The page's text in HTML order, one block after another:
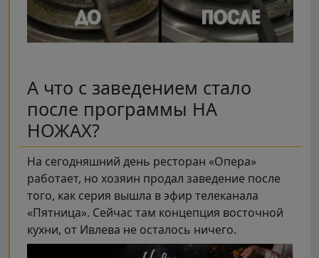
А что с заведением стало
после программы НА
НОЖАХ?
На сегодняшний день ресторан «Опера»
работает, но хозяин продал заведение после
того, как серия вышла в эфир телеканала
«Пятница». Сейчас там концепция восточной
кухни, от Ивлева не осталось ничего.